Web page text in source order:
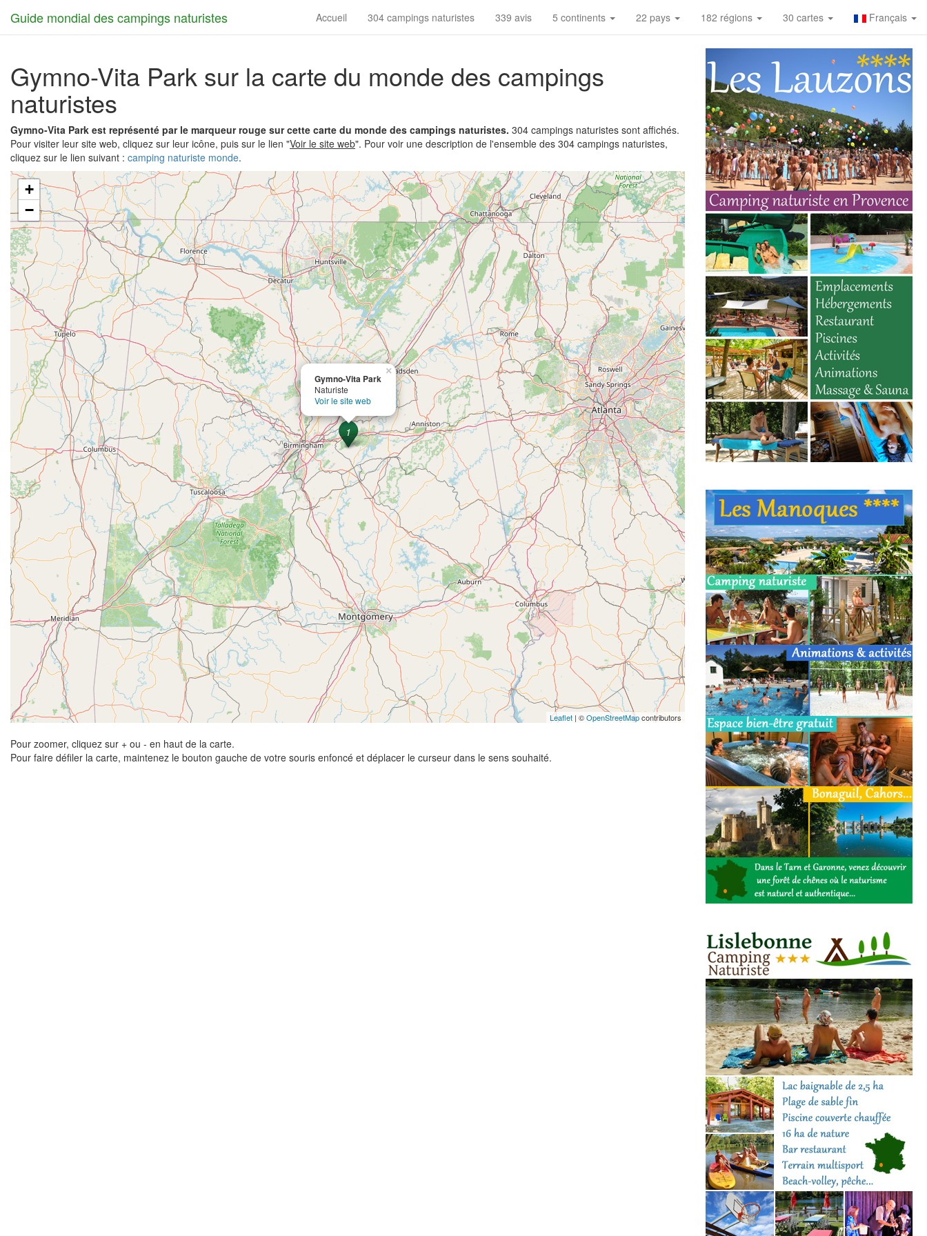
Guide mondial des campings naturistes Accueil 304 campings naturistes 339 avis 5 continents 22 pays 182 régions 30 cartes Français
Gymno-Vita Park sur la carte du monde des campings
naturistes
Gymno-Vita Park est représenté par le marqueur rouge sur cette carte du monde des campings naturistes. 304 campings naturistes sont affichés.
Pour visiter leur site web, cliquez sur leur icône, puis sur le lien "Voir le site web". Pour voir une description de l'ensemble des 304 campings naturistes,
cliquez sur le lien suivant : camping naturiste monde.
Gymno-Vita Park
Naturiste
Voir le site web
×
+
−
Leaflet | ©OpenStreetMapcontributors
Pour zoomer, cliquez sur + ou - en haut de la carte.
Pour faire défiler la carte, maintenez le bouton gauche de votre souris enfoncé et déplacer le curseur dans le sens souhaité.